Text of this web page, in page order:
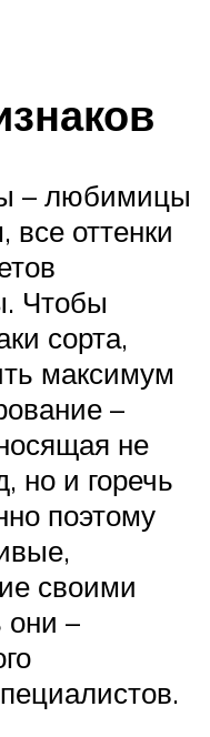
– любимицы
все оттенки
Чтобы
сорта,
максимум
–
не
но и горечь
поэтому
своими
они –